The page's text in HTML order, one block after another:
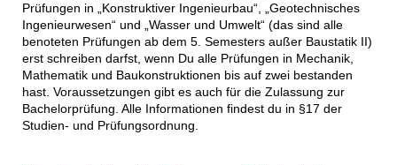
Prüfungen in „Konstruktiver Ingenieurbau“, „Geotechnisches
Ingenieurwesen“ und „Wasser und Umwelt“ (das sind alle
benoteten Prüfungen ab dem 5. Semesters außer Baustatik II)
erst schreiben darfst, wenn Du alle Prüfungen in Mechanik,
Mathematik und Baukonstruktionen bis auf zwei bestanden
hast. Voraussetzungen gibt es auch für die Zulassung zur
Bachelorprüfung. Alle Informationen findest du in §17 der
Studien- und Prüfungsordnung.